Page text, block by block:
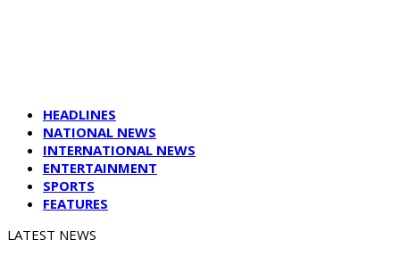
HEADLINES
NATIONAL NEWS
INTERNATIONAL NEWS
ENTERTAINMENT
SPORTS
FEATURES
LATEST NEWS